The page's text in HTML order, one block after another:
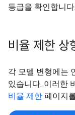
등급을 확인합니다.
비율 제한 상
각 모델 변형에는
있습니다. 이러한
비율 제한 페이지